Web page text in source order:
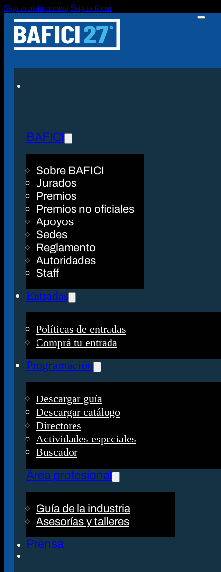
Skip to main content Skip to footer
BAFICI
Sobre BAFICI
Jurados
Premios
Premios no oficiales
Apoyos
Sedes
Reglamento
Autoridades
Staff
Entradas
Políticas de entradas
Comprá tu entrada
Programación
Descargar guía
Descargar catálogo
Directores
Actividades especiales
Buscador
Área profesional
Guía de la industria
Asesorías y talleres
Prensa